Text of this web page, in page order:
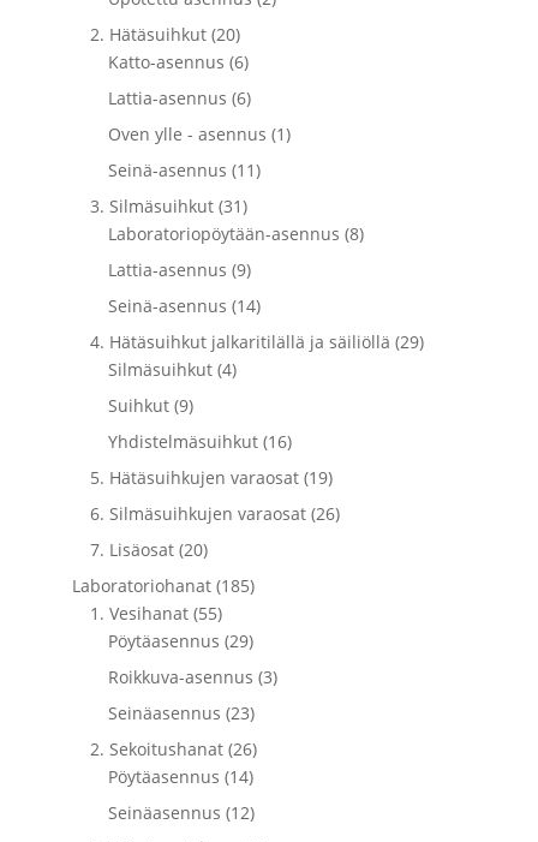
2. Hätäsuihkut (20)
Katto-asennus (6)
Lattia-asennus (6)
Oven ylle - asennus (1)
Seinä-asennus (11)
3. Silmäsuihkut (31)
Laboratoriopöytään-asennus (8)
Lattia-asennus (9)
Seinä-asennus (14)
4. Hätäsuihkut jalkaritilällä ja säiliöllä (29)
Silmäsuihkut (4)
Suihkut (9)
Yhdistelmäsuihkut (16)
5. Hätäsuihkujen varaosat (19)
6. Silmäsuihkujen varaosat (26)
7. Lisäosat (20)
Laboratoriohanat (185)
1. Vesihanat (55)
Pöytäasennus (29)
Roikkuva-asennus (3)
Seinäasennus (23)
2. Sekoitushanat (26)
Pöytäasennus (14)
Seinäasennus (12)